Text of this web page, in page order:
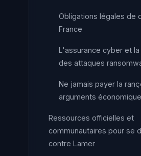
Obligations légales de
France
L'assurance cyber et
des attaques
Ne jamais payer la
arguments
Ressources officielles et
communautaires pour se
contre Lamer